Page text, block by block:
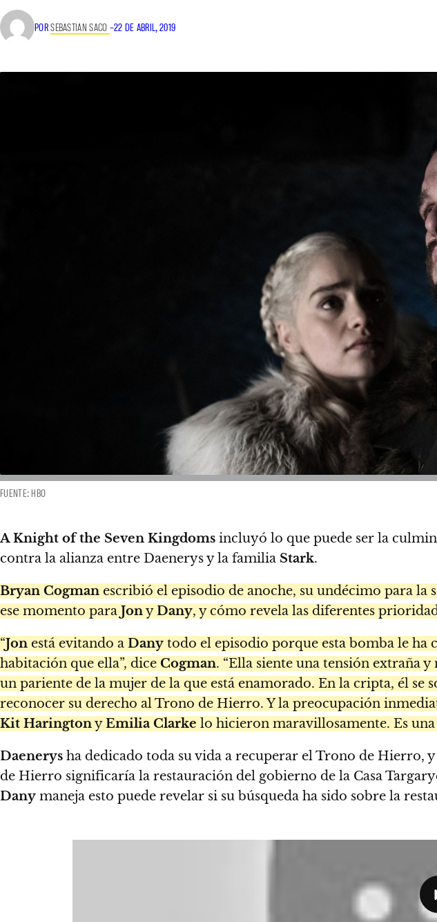
PORSEBASTIAN SACO –22 DE ABRIL, 2019
FUENTE: HBO
A Knight of the Seven Kingdoms incluyó lo que puede ser la
contra la alianza entre Daenerys y la familia Stark.
Bryan Cogman escribió el episodio de anoche, su undécimo para la
ese momento para JonyDany, y cómo revela las diferentes
“Jon está evitando a Dany todo el episodio porque esta bomba le ha
habitación que ella”, dice Cogman. “Ella siente una tensión extraña
un pariente de la mujer de la que está enamorado. En la cripta, él se
reconocer su derecho al Trono de Hierro. Y la preocupación
Kit HaringtonyEmilia Clarke lo hicieron maravillosamente. Es
Daenerys ha dedicado toda su vida a recuperar el Trono de Hierro,
de Hierro significaría la restauración del gobierno de la Casa
Dany maneja esto puede revelar si su búsqueda ha sido sobre la